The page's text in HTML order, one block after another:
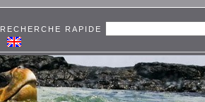
RECHERCHE RAPIDE